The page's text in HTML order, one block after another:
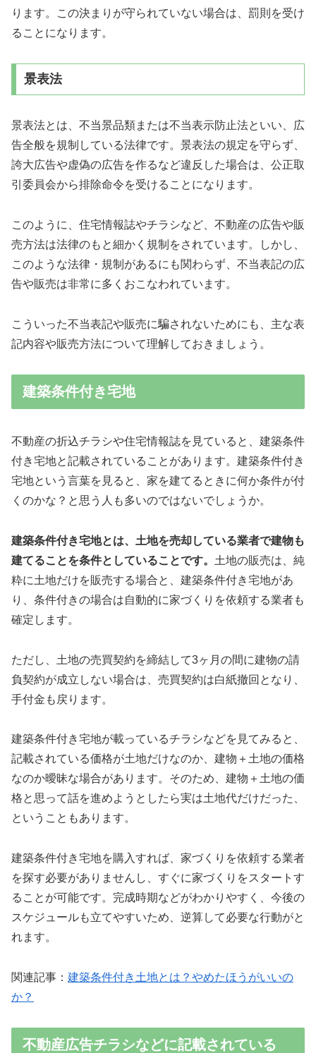
ります。この決まりが守られていない場合は、罰則を受け
ることになります。
景表法
景表法とは、不当景品類または不当表示防止法といい、広
告全般を規制している法律です。景表法の規定を守らず、
誇大広告や虚偽の広告を作るなど違反した場合は、公正取
引委員会から排除命令を受けることになります。
このように、住宅情報誌やチラシなど、不動産の広告や販
売方法は法律のもと細かく規制をされています。しかし、
このような法律・規制があるにも関わらず、不当表記の広
告や販売は非常に多くおこなわれています。
こういった不当表記や販売に騙されないためにも、主な表
記内容や販売方法について理解しておきましょう。
建築条件付き宅地
不動産の折込チラシや住宅情報誌を見ていると、建築条件
付き宅地と記載されていることがあります。建築条件付き
宅地という言葉を見ると、家を建てるときに何か条件が付
くのかな？と思う人も多いのではないでしょうか。
建築条件付き宅地とは、土地を売却している業者で建物も
建てることを条件としていることです。 土地の販売は、純
粋に土地だけを販売する場合と、建築条件付き宅地があ
り、条件付きの場合は自動的に家づくりを依頼する業者も
確定します。
ただし、土地の売買契約を締結して3ヶ月の間に建物の請
負契約が成立しない場合は、売買契約は白紙撤回となり、
手付金も戻ります。
建築条件付き宅地が載っているチラシなどを見てみると、
記載されている価格が土地だけなのか、建物＋土地の価格
なのか曖昧な場合があります。そのため、建物＋土地の価
格と思って話を進めようとしたら実は土地代だけだった、
ということもあります。
建築条件付き宅地を購入すれば、家づくりを依頼する業者
を探す必要がありませんし、すぐに家づくりをスタートす
ることが可能です。完成時期などがわかりやすく、今後の
スケジュールも立てやすいため、逆算して必要な行動がと
れます。
関連記事： 建築条件付き土地とは？やめたほうがいいの
か？
不動産広告チラシなどに記載されている